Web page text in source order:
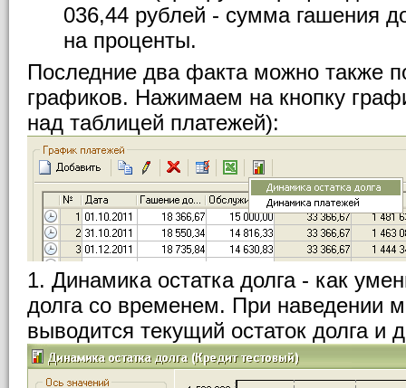
036,44 рублей - сумма гашения
на проценты.
Последние два факта можно также
графиков. Нажимаем на кнопку
над таблицей платежей):
1. Динамика остатка долга - как
долга со временем. При наведении
выводится текущий остаток долга и